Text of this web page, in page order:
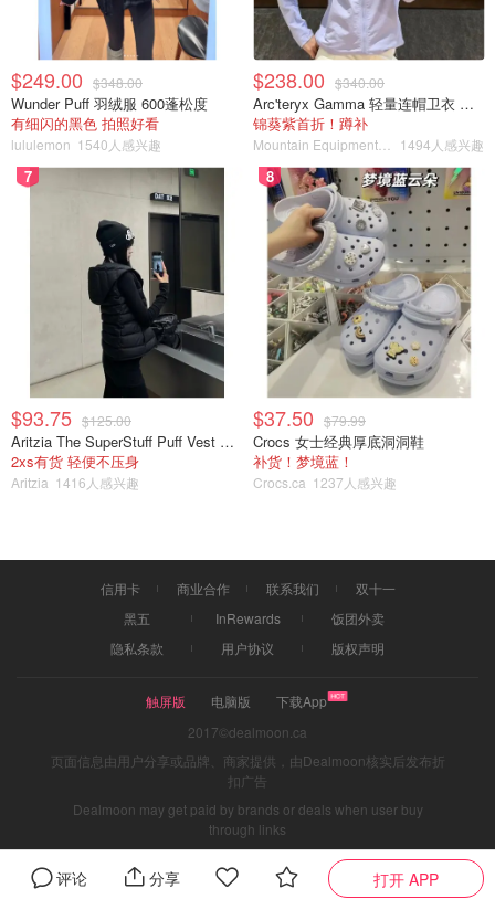
$249.00 $348.00
Wunder Puff 羽绒服 600蓬松度
有细闪的黑色 拍照好看
lululemon 1540人感兴趣
$238.00 $340.00
Arc'teryx Gamma 轻量连帽卫衣 女款
锦葵紫首折！蹲补
1494人感兴趣
7
$93.75 $125.00
Aritzia The SuperStuff Puff Vest 轻盈亮面马甲
2xs有货 轻便不压身
Aritzia 1416人感兴趣
8
$37.50 $79.99
Crocs 女士经典厚底洞洞鞋
补货！梦境蓝！
Crocs.ca 1237人感兴趣
评论 分享 打开 APP
信用卡 商业合作 联系我们
双十一
黑五
InRewards
饭团外卖
隐私条款
用户协议 版权声明
触屏版 电脑版
下载App
2017©dealmoon.ca
页面信息由用户分享或品牌、商家提供，由Dealmoon核实后发布折
扣广告
Dealmoon may get paid by brands or deals when user buy
through links